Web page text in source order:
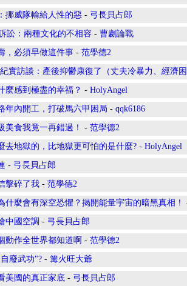
挪威隊輸給人性的惡 - 弓長貝占郎
訟：兩種文化的不相容 - 曹劌論戰
，必須早做這件事 - 范學德2
實訪談：產後抑鬱康復了（丈夫冷暴力、經濟
麼感到極盡的幸福？ - HolyAngel
年內開工，打破馬六甲困局 - qqk6186
美食我竟一再錯過！ - 范學德2
去地獄的，比地獄更可怕的是什麼? - HolyAngel
- 弓長貝占郎
擊碎了我 - 范學德2
什麼會有深空恐懼？揭開能量宇宙的暗黑真相！
中國空調 - 弓長貝占郎
動作全世界都知道啊 - 范學德2
廢武功"? - 篝火旺大爺
美國的真正家底 - 弓長貝占郎